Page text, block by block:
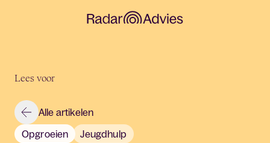
Lees voor
Alle artikelen
Opgroeien
Jeugdhulp